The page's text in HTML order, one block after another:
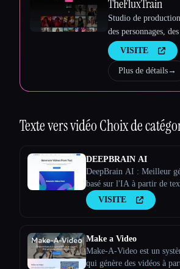
TheFluxTrain
Studio de
des personnages,
des vidéos cohérents
VISITE
Plus de détails→
Texte vers vidéoChoix de
DEEPBRAIN AI
DeepBrain AI : Meilleur
basé sur l'IA à partir de
VISITE
Make a Video
Make-A-Video est un
qui génère des vidéos à